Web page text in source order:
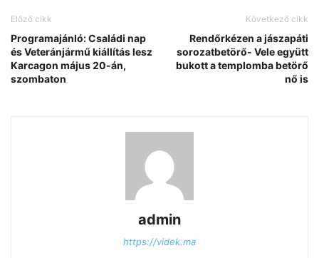
Előző cikk
Programajánló: Családi nap
és Veteránjármű kiállítás lesz
Karcagon május 20-án,
szombaton
Következő cikk
Rendőrkézen a jászapáti
sorozatbetörő- Vele együtt
bukott a templomba betörő
nő is
admin
https://videk.ma